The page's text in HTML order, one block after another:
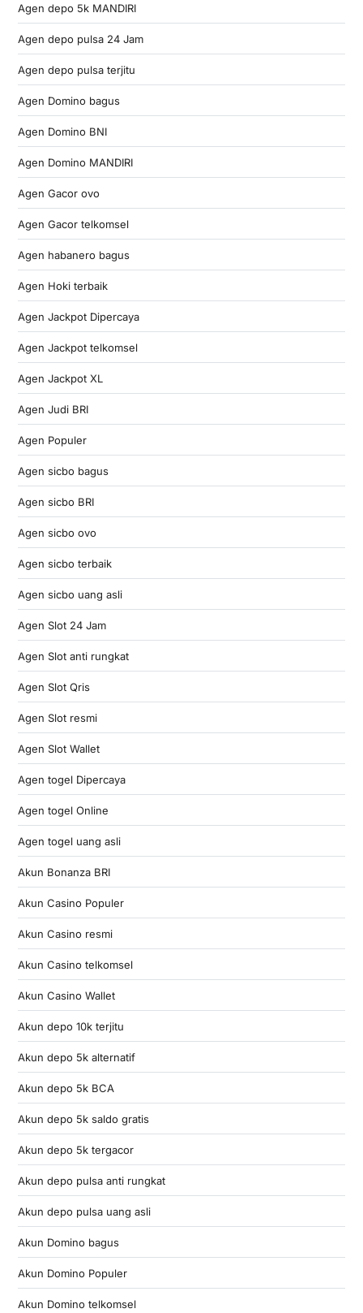
Agen depo 5k MANDIRI
Agen depo pulsa 24 Jam
Agen depo pulsa terjitu
Agen Domino bagus
Agen Domino BNI
Agen Domino MANDIRI
Agen Gacor ovo
Agen Gacor telkomsel
Agen habanero bagus
Agen Hoki terbaik
Agen Jackpot Dipercaya
Agen Jackpot telkomsel
Agen Jackpot XL
Agen Judi BRI
Agen Populer
Agen sicbo bagus
Agen sicbo BRI
Agen sicbo ovo
Agen sicbo terbaik
Agen sicbo uang asli
Agen Slot 24 Jam
Agen Slot anti rungkat
Agen Slot Qris
Agen Slot resmi
Agen Slot Wallet
Agen togel Dipercaya
Agen togel Online
Agen togel uang asli
Akun Bonanza BRI
Akun Casino Populer
Akun Casino resmi
Akun Casino telkomsel
Akun Casino Wallet
Akun depo 10k terjitu
Akun depo 5k alternatif
Akun depo 5k BCA
Akun depo 5k saldo gratis
Akun depo 5k tergacor
Akun depo pulsa anti rungkat
Akun depo pulsa uang asli
Akun Domino bagus
Akun Domino Populer
Akun Domino telkomsel